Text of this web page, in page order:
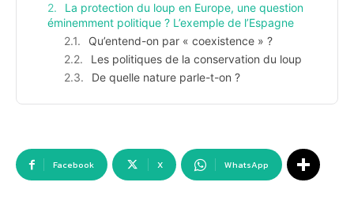
La protection du loup en Europe, une question
éminemment politique ? L’exemple de l’Espagne
Qu’entend-on par « coexistence » ?
Les politiques de la conservation du loup
De quelle nature parle-t-on ?
Facebook X WhatsApp